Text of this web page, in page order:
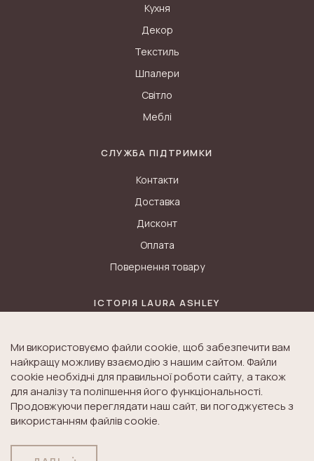
Кухня
Декор
Текстиль
Шпалери
Світло
Меблі
СЛУЖБА ПІДТРИМКИ
Контакти
Доставка
Дисконт
Оплата
Повернення товару
ІСТОРІЯ LAURA ASHLEY
Історія K&A
Історія Laura Ashley
ДОГОВІР ПУБЛІЧНОЇ
Ми використовуємо файли cookie, щоб забезпечити вам
найкращу можливу взаємодію з нашим сайтом. Файли
cookie необхідні для правильної роботи сайту, а також
для аналізу та поліпшення його функціональності.
Продовжуючи переглядати наш сайт, ви погоджуєтесь з
використанням файлів cookie.